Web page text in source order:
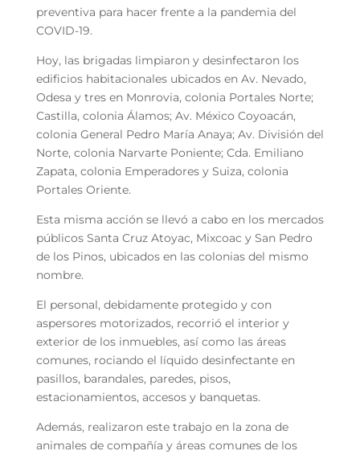
preventiva para hacer frente a la pandemia del
COVID-19.
Hoy, las brigadas limpiaron y desinfectaron los
edificios habitacionales ubicados en Av. Nevado,
Odesa y tres en Monrovia, colonia Portales Norte;
Castilla, colonia Álamos; Av. México Coyoacán,
colonia General Pedro María Anaya; Av. División del
Norte, colonia Narvarte Poniente; Cda. Emiliano
Zapata, colonia Emperadores y Suiza, colonia
Portales Oriente.
Esta misma acción se llevó a cabo en los mercados
públicos Santa Cruz Atoyac, Mixcoac y San Pedro
de los Pinos, ubicados en las colonias del mismo
nombre.
El personal, debidamente protegido y con
aspersores motorizados, recorrió el interior y
exterior de los inmuebles, así como las áreas
comunes, rociando el líquido desinfectante en
pasillos, barandales, paredes, pisos,
estacionamientos, accesos y banquetas.
Además, realizaron este trabajo en la zona de
animales de compañía y áreas comunes de los